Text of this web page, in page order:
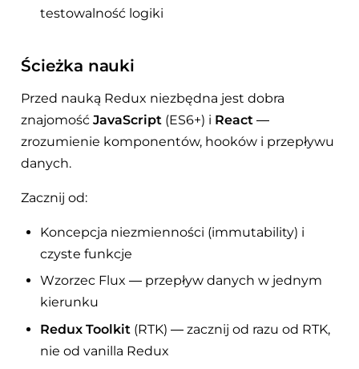
testowalność logiki
Ścieżka nauki
Przed nauką Redux niezbędna jest dobra
znajomośćJavaScript (ES6+) i React —
zrozumienie komponentów, hooków i przepływu
danych.
Zacznij od:
Koncepcja niezmienności (immutability) i
czyste funkcje
Wzorzec Flux — przepływ danych w jednym
kierunku
Redux Toolkit (RTK) — zacznij od razu od RTK,
nie od vanilla Redux